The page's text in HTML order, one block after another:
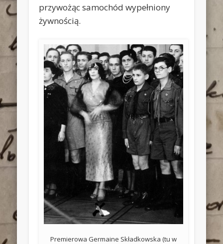
przywożąc samochód wypełniony
żywnością.
Premierowa Germaine Składkowska (tu w